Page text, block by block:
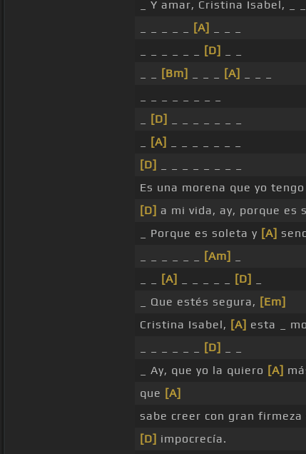
_ Y amar, Cristina Isabel, _
[A]
[D]
[Bm] [A]
[D]
[A]
[D]
Es una morena que yo tengo
[D] a mi vida, ay, porque es
_ Porque es soleta y [A]
[Am]
[A] [D]
_ Que estés segura, [Em]
Cristina Isabel, [A] esta _
[D]
_ Ay, que yo la quiero [A]
que [A]
sabe creer con gran firmeza
[D] impocrecía.